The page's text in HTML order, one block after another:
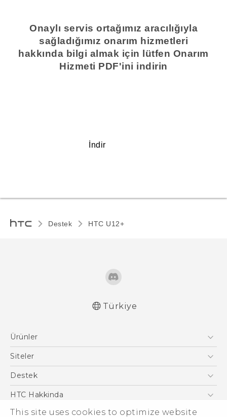
This site uses cookies to optimize website
Onaylı servis ortağımız aracılığıyla
sağladığımız onarım hizmetleri
hakkında bilgi almak için lütfen Onarım
Hizmeti PDF'ini indirin
İndir
Destek HTC U12+‎
Türkiye
Ürünler
Akıllı Telefonlar
VIVE
Siteler
HTC Dev
Destek
Destek Merkezi
HTC Hakkinda
ESG